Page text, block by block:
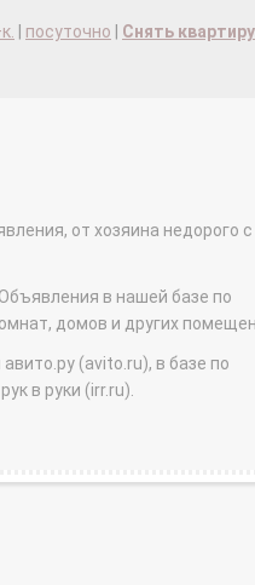
посуточно
Снять
от хозяина недорого
в нашей базе по
домов и других
(avito.ru), в базе по
в руки (irr.ru).